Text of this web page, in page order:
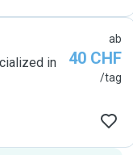
in
ab
40 CHF
/tag